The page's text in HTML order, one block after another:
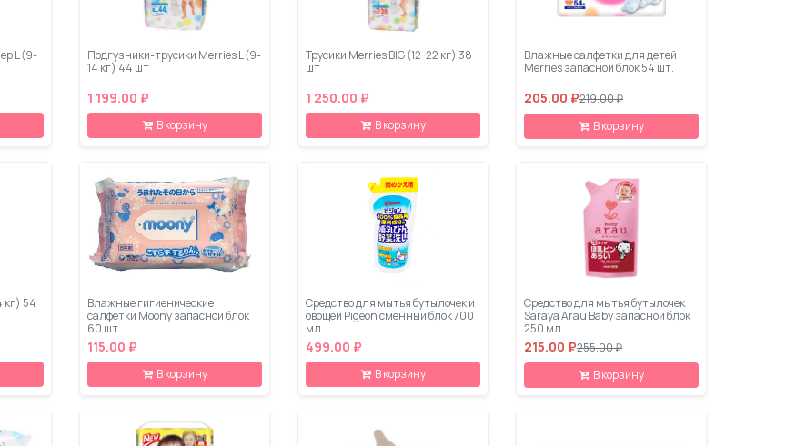
L (9-
Подгузники-трусики Merries L (9-
14 кг) 44 шт
1 199.00 ₽
В корзину
Трусики Merries BIG (12-22 кг) 38
шт
1 250.00 ₽
В корзину
Влажные салфетки для детей
Merries запасной блок 54 шт.
205.00 ₽219.00 ₽
В корзину
кг) 54
Влажные гигиенические
салфетки Moony запасной блок
60 шт
115.00 ₽
В корзину
Средство для мытья бутылочек и
овощей Pigeon сменный блок 700
мл
499.00 ₽
В корзину
Средство для мытья бутылочек
Saraya Arau Baby запасной блок
250 мл
215.00 ₽255.00 ₽
В корзину